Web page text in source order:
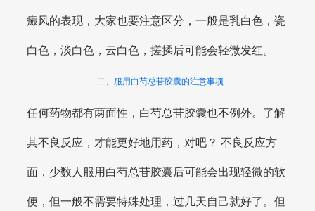
癜风的表现，大家也要注意区分，一般是乳白色，瓷
白色，淡白色，云白色，搓揉后可能会轻微发红。
二、服用白芍总苷胶囊的注意事项
任何药物都有两面性，白芍总苷胶囊也不例外。了解
其不良反应，才能更好地用药，对吧？ 不良反应方
面，少数人服用白芍总苷胶囊后可能会出现轻微的软
便，但一般不需要特殊处理，过几天自己就好了。但